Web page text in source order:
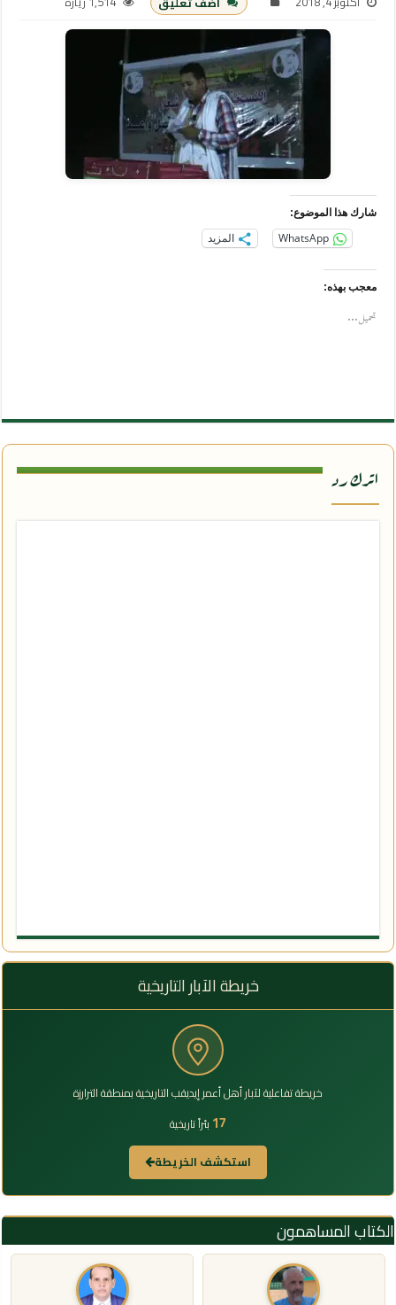
شارك هذا الموضوع:
WhatsApp المزيد
معجب بهذه:
تحميل...
اترك رد
خريطة الآبار التاريخية
خريطة تفاعلية لآبار أهل أعمر إيديقب التاريخية بمنطقة الترارزة
17 بئراً تاريخية
استكشف الخريطة
الكتاب المساهمون